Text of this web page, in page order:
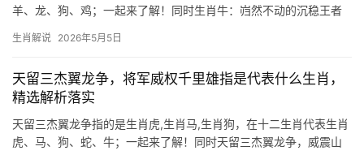
羊、龙、狗、鸡；一起来了解！同时生肖牛：岿然不动的沉稳王者
二生肖中，牛象征勤勉与耐力，无论风雨如何肆虐，它始终低头耕
生肖解说 2026年5月5日
天留三杰翼龙争，将军威权千里雄指是代表什么生肖，
精选解析落实
天留三杰翼龙争指的是生肖虎,生肖马,生肖狗，在十二生肖代表生肖
虎、马、狗、蛇、牛；一起来了解！同时天留三杰翼龙争，威震山